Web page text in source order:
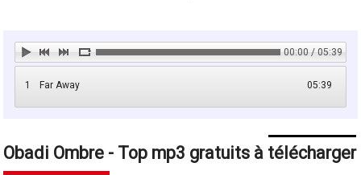
00:00 / 05:39
1 05:39
Far Away
Obadi Ombre - Top mp3 gratuits à télécharger